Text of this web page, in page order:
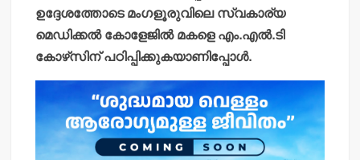
ഉദ്ദേശത്തോടെ മംഗളൂരുവിലെ സ്വകാര്യ
മെഡിക്കല്‍ കോളേജില്‍ മകളെ എം.എല്‍.ടി
കോഴ്‌സിന് പഠിപ്പിക്കുകയാണിപ്പോള്‍.